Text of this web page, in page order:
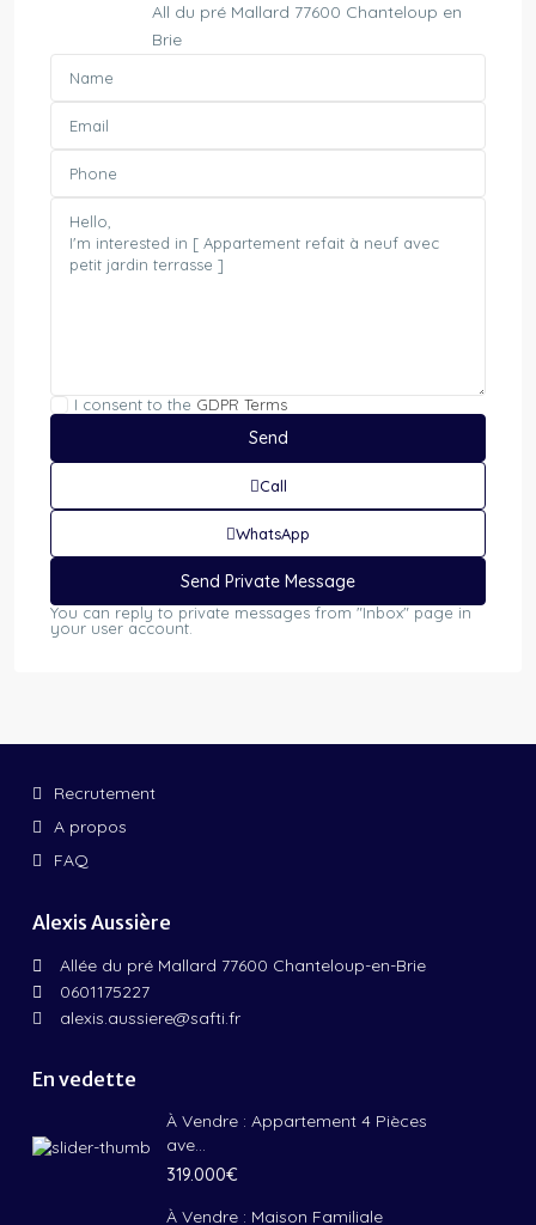
All du pré Mallard 77600 Chanteloup en
Brie
I consent to the GDPR Terms
Call
WhatsApp
You can reply to private messages from "Inbox" page in
your user account.
Recrutement
A propos
FAQ
Alexis Aussière
Allée du pré Mallard 77600 Chanteloup-en-Brie
0601175227
alexis.aussiere@safti.fr
En vedette
À Vendre : Appartement 4 Pièces
ave...
319.000€
À Vendre : Maison Familiale